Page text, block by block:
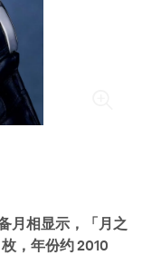
月相显示，「月之
，年份约 2010